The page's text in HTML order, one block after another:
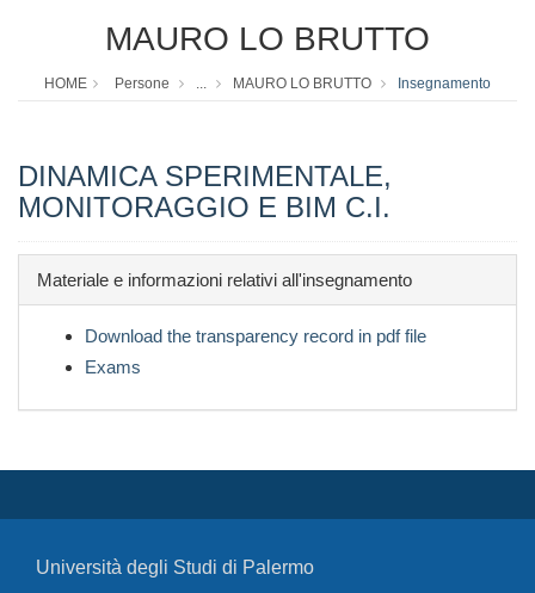
MAURO LO BRUTTO
HOME Persone ... MAURO LO BRUTTO Insegnamento
DINAMICA SPERIMENTALE,
MONITORAGGIO E BIM C.I.
Materiale e informazioni relativi all'insegnamento
Download the transparency record in pdf file
Exams
Università degli Studi di Palermo